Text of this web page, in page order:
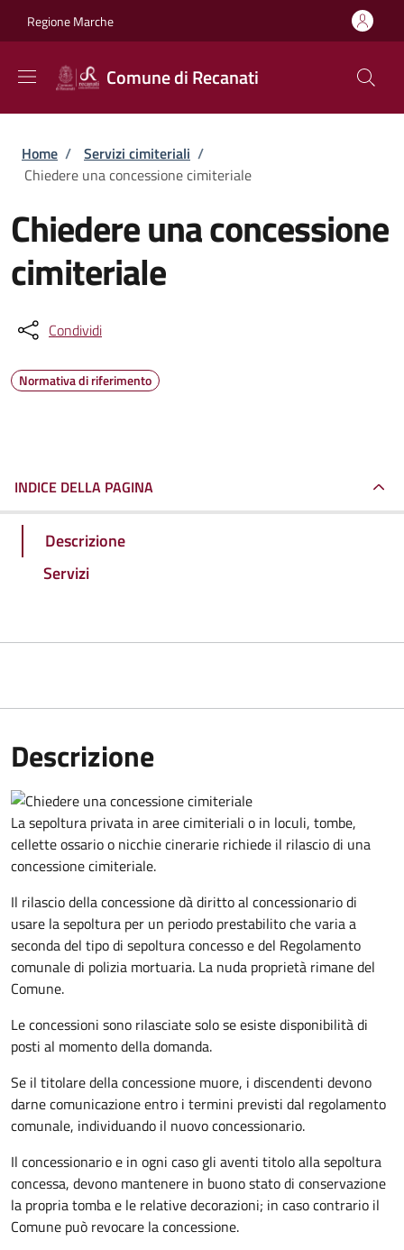
Regione Marche
Comune di Recanati
Briciole di pane
Home / Servizi cimiteriali /
Chiedere una concessione cimiteriale
Chiedere una concessione
cimiteriale
Condividi
Normativa di riferimento
INDICE DELLA PAGINA
Descrizione
Servizi
Descrizione
La sepoltura privata in aree cimiteriali o in loculi, tombe,
cellette ossario o nicchie cinerarie richiede il rilascio di una
concessione cimiteriale.
Il rilascio della concessione dà diritto al concessionario di
usare la sepoltura per un periodo prestabilito che varia a
seconda del tipo di sepoltura concesso e del Regolamento
comunale di polizia mortuaria. La nuda proprietà rimane del
Comune.
Le concessioni sono rilasciate solo se esiste disponibilità di
posti al momento della domanda.
Se il titolare della concessione muore, i discendenti devono
darne comunicazione entro i termini previsti dal regolamento
comunale, individuando il nuovo concessionario.
Il concessionario e in ogni caso gli aventi titolo alla sepoltura
concessa, devono mantenere in buono stato di conservazione
la propria tomba e le relative decorazioni; in caso contrario il
Comune può revocare la concessione.